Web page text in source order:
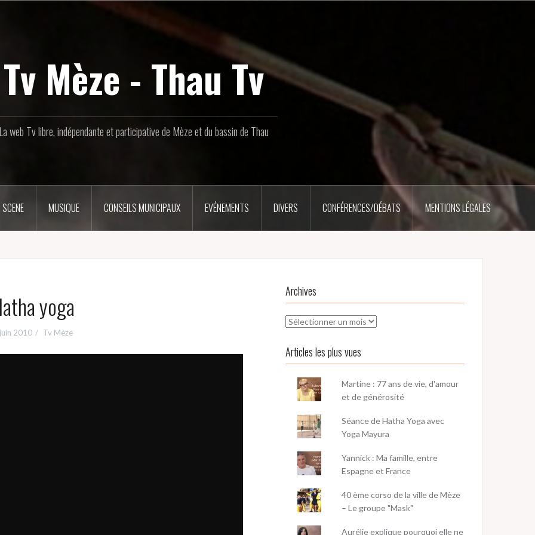
Tv Mèze - Thau Tv
web Tv libre, indépendante et participative de Mèze et du bassin de Thau
MUSIQUE CONSEILS MUNICIPAUX EVÉNEMENTS DIVERS CONFÉRENCES/DÉBATS MENTIONS LÉGALES
yoga
2010 Tv Mèze
Archives
Archives
Articles les plus vues
Martine : 77 ans de vie, d'amour
et de générosité
Séance de Hatha Yoga avec
Yoga Mayura
Yannick : Ma famille, entre
Espagne et France
40 ème corso de la ville de Mèze
– Le groupe "Mask"
Aurélie explique pourquoi elle ne